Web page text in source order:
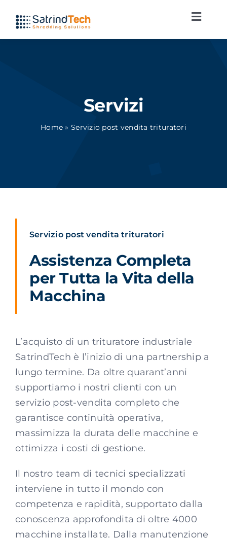
contenuto
Servizi
Home » Servizio post vendita trituratori
Servizio post vendita trituratori
Assistenza Completa
per Tutta la Vita della
Macchina
L’acquisto di un trituratore industriale
SatrindTech è l’inizio di una partnership a
lungo termine. Da oltre quarant’anni
supportiamo i nostri clienti con un
servizio post-vendita completo che
garantisce continuità operativa,
massimizza la durata delle macchine e
ottimizza i costi di gestione.
Il nostro team di tecnici specializzati
interviene in tutto il mondo con
competenza e rapidità, supportato dalla
conoscenza approfondita di oltre 4000
macchine installate. Dalla manutenzione